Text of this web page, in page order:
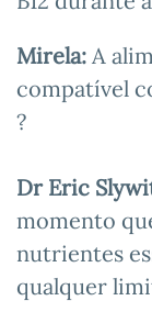
Mirela: A
compatível
?
Dr Eric
momento
nutrientes
qualquer